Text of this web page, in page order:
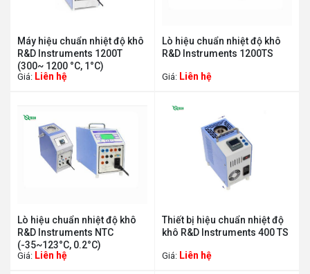
Máy hiệu chuẩn nhiệt độ khô
R&D Instruments 1200T
(300~ 1200 °C, 1°C)
Giá: Liên hệ
Lò hiệu chuẩn nhiệt độ khô
R&D Instruments 1200TS
Giá: Liên hệ
Lò hiệu chuẩn nhiệt độ khô
R&D Instruments NTC
(-35~123°C, 0.2°C)
Giá: Liên hệ
Thiết bị hiệu chuẩn nhiệt độ
khô R&D Instruments 400 TS
Giá: Liên hệ